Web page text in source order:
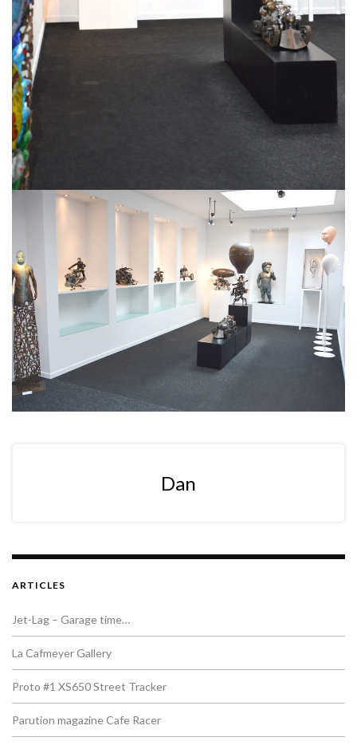
Dan
ARTICLES
Jet-Lag – Garage time…
La Cafmeyer Gallery
Proto #1 XS650 Street Tracker
Parution magazine Cafe Racer